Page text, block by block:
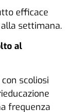
efficace
settimana.
al
scoliosi
frequenza